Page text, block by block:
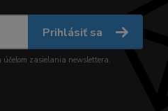
Prihlásiť sa
účelom zasielania newslettera.